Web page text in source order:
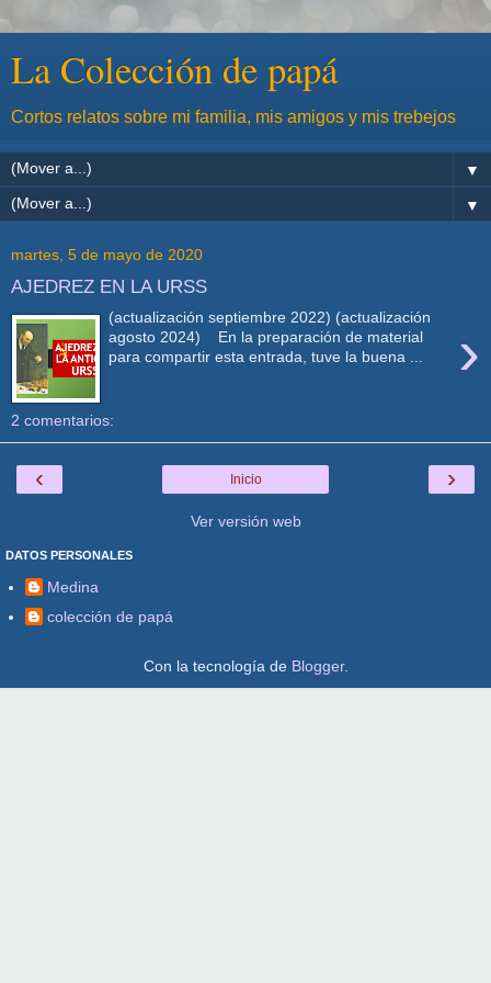
La Colección de papá
Cortos relatos sobre mi familia, mis amigos y mis trebejos
▼
▼
martes, 5 de mayo de 2020
AJEDREZ EN LA URSS
›
(actualización septiembre 2022) (actualización
agosto 2024) En la preparación de material
para compartir esta entrada, tuve la buena ...
2 comentarios:
‹ ›
Inicio
Ver versión web
DATOS PERSONALES
Medina
colección de papá
Con la tecnología de Blogger.